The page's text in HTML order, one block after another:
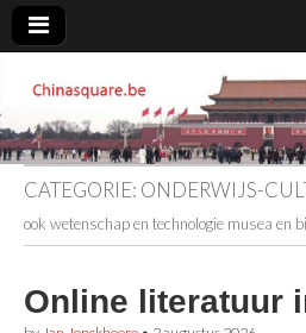
CATEGORIE: ONDERWIJS-
ook wetenschap en technologie musea en
Online literatuur